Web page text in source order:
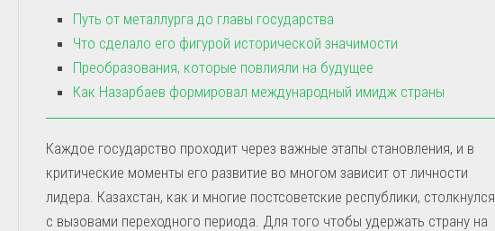
Путь от металлурга до главы государства
Что сделало его фигурой исторической значимости
Преобразования, которые повлияли на будущее
Как Назарбаев формировал международный имидж страны
Каждое государство проходит через важные этапы становления, и в
критические моменты его развитие во многом зависит от личности
лидера. Казахстан, как и многие постсоветские республики, столкнулся
с вызовами переходного периода. Для того чтобы удержать страну на